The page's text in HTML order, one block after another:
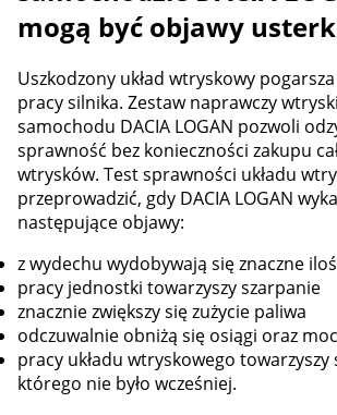
mogą być objawy
Uszkodzony układ wtryskowy
pracy silnika. Zestaw naprawczy
samochodu DACIA LOGAN pozwoli
sprawność bez konieczności zakupu
wtrysków. Test sprawności układu
przeprowadzić, gdy DACIA LOGAN
następujące objawy:
z wydechu wydobywają się znaczne
pracy jednostki towarzyszy szarpanie
znacznie zwiększy się zużycie paliwa
odczuwalnie obniżą się osiągi oraz
pracy układu wtryskowego towarzyszy
którego nie było wcześniej.